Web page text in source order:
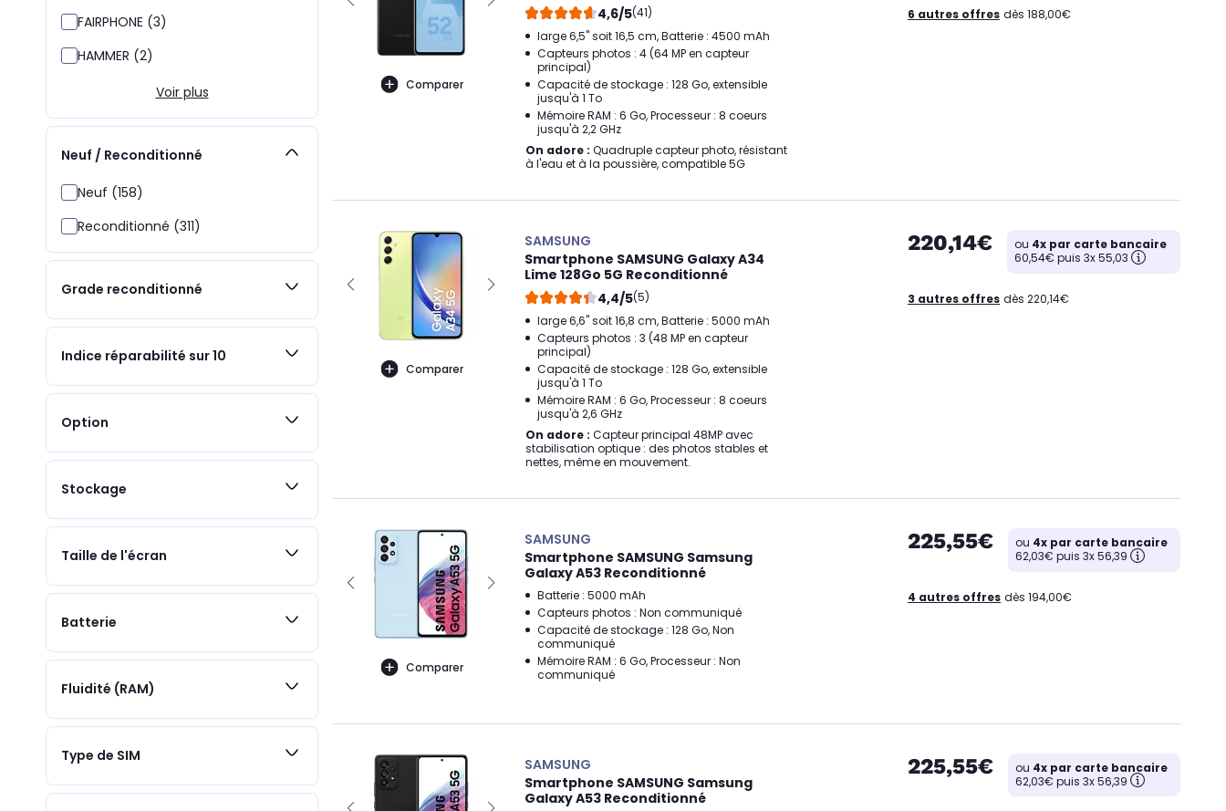
FAIRPHONE (3)
HAMMER (2)
Voir plus
Neuf / Reconditionné
Neuf (158)
Reconditionné (311)
Grade reconditionné
Indice réparabilité sur 10
Option
Stockage
Taille de l'écran
Batterie
Fluidité (RAM)
Type de SIM
Comparer
4,6/5(41)
large 6,5" soit 16,5 cm, Batterie : 4500 mAh
Capteurs photos : 4 (64 MP en capteur
principal)
Capacité de stockage : 128 Go, extensible
jusqu'à 1 To
Mémoire RAM : 6 Go, Processeur : 8 coeurs
jusqu'à 2,2 GHz
On adore : Quadruple capteur photo, résistant
à l'eau et à la poussière, compatible 5G
6 autres offres dès 188,00€
Comparer
SAMSUNG
Smartphone SAMSUNG Galaxy A34
Lime 128Go 5G Reconditionné
4,4/5(5)
large 6,6" soit 16,8 cm, Batterie : 5000 mAh
Capteurs photos : 3 (48 MP en capteur
principal)
Capacité de stockage : 128 Go, extensible
jusqu'à 1 To
Mémoire RAM : 6 Go, Processeur : 8 coeurs
jusqu'à 2,6 GHz
On adore : Capteur principal 48MP avec
stabilisation optique : des photos stables et
nettes, même en mouvement.
220,14€ ou 4x par carte bancaire
60,54€ puis 3x 55,03
3 autres offres dès 220,14€
Comparer
SAMSUNG
Smartphone SAMSUNG Samsung
Galaxy A53 Reconditionné
Batterie : 5000 mAh
Capteurs photos : Non communiqué
Capacité de stockage : 128 Go, Non
communiqué
Mémoire RAM : 6 Go, Processeur : Non
communiqué
225,55€ ou 4x par carte bancaire
62,03€ puis 3x 56,39
4 autres offres dès 194,00€
SAMSUNG
Smartphone SAMSUNG Samsung
Galaxy A53 Reconditionné
225,55€ ou 4x par carte bancaire
62,03€ puis 3x 56,39